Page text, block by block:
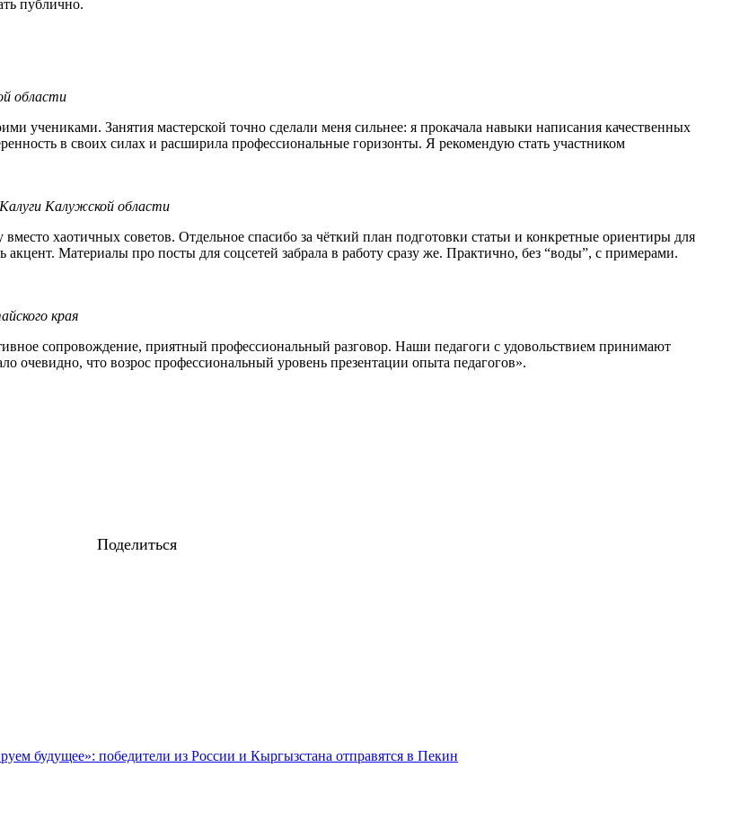
публично.
области
учениками. Занятия мастерской точно сделали меня сильнее: я прокачала навыки написания качественных
в своих силах и расширила профессиональные горизонты. Я рекомендую стать участником
Калужской области
хаотичных советов. Отдельное спасибо за чёткий план подготовки статьи и конкретные ориентиры для
Материалы про посты для соцсетей забрала в работу сразу же. Практично, без “воды”, с примерами.
края
сопровождение, приятный профессиональный разговор. Наши педагоги с удовольствием принимают
что возрос профессиональный уровень презентации опыта педагогов».
Поделиться
будущее»: победители из России и Кыргызстана отправятся в Пекин